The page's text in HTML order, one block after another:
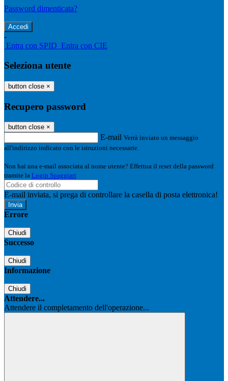
Password dimenticata?
-
Entra con SPID Entra con CIE
Seleziona utente
button close ×
Recupero password
button close ×
E-mail Verrà inviato un messaggio
all'indirizzo indicato con le istruzioni necessarie.
Non hai una e-mail associata al nome utente? Effettua il reset della password
tramite la Login Spaggiari
E-mail inviata, si prega di controllare la casella di posta elettronica!
Errore
Chiudi
Successo
Chiudi
Informazione
Chiudi
Attendere...
Attendere il completamento dell'operazione...